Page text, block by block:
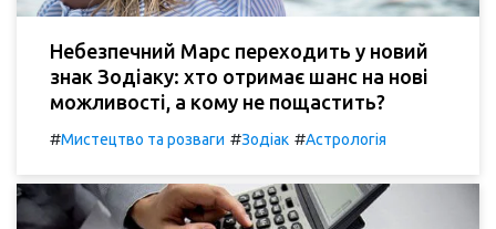
Небезпечний Марс переходить у новий
знак Зодіаку: хто отримає шанс на нові
можливості, а кому не пощастить?
#Мистецтво та розваги #Зодіак #Астрологія